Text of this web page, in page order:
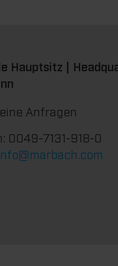
Hauptsitz |
Anfragen
0049-7131-918-0